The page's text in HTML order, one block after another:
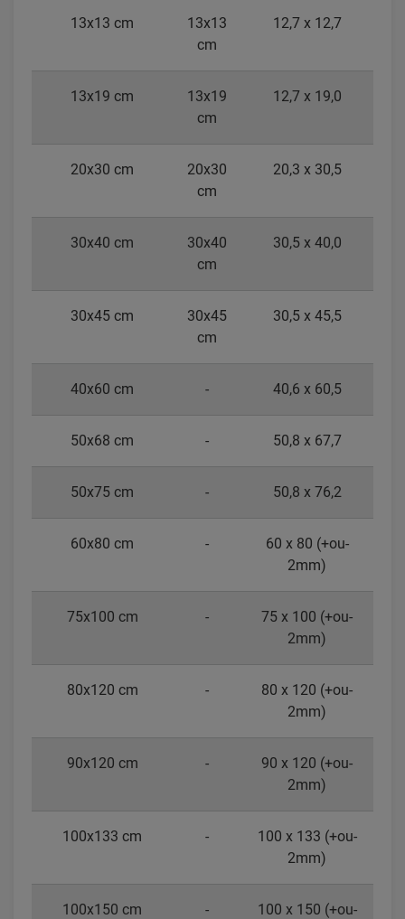
13x13 cm
13x13
cm
12,7 x 12,7
13x19 cm
13x19
cm
12,7 x 19,0
20x30 cm
20x30
cm
20,3 x 30,5
30x40 cm
30x40
cm
30,5 x 40,0
30x45 cm
30x45
cm
30,5 x 45,5
40x60 cm - 40,6 x 60,5
50x68 cm - 50,8 x 67,7
50x75 cm - 50,8 x 76,2
60x80 cm -
60 x 80 (+ou-
2mm)
75x100 cm -
75 x 100 (+ou-
2mm)
80x120 cm -
80 x 120 (+ou-
2mm)
90x120 cm -
90 x 120 (+ou-
2mm)
100x133 cm -
100 x 133 (+ou-
2mm)
100x150 cm -
100 x 150 (+ou-